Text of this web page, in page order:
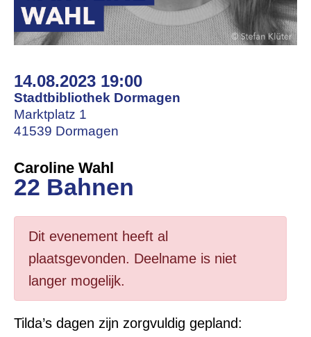
14.08.2023 19:00
Stadtbibliothek Dormagen
Marktplatz 1
41539 Dormagen
Caroline Wahl
22 Bahnen
Dit evenement heeft al
plaatsgevonden. Deelname is niet
langer mogelijk.
Tilda’s dagen zijn zorgvuldig gepland: